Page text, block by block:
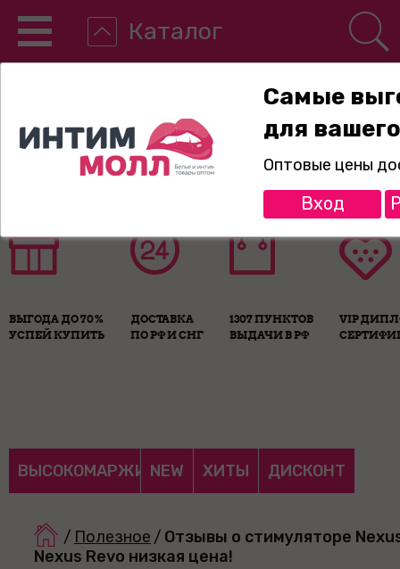
Каталог
8-800-775-89-65
ВЫГОДА ДО 70%
УСПЕЙ КУПИТЬ
ДОСТАВКА
ПО РФ И СНГ
1307 ПУНКТОВ
ВЫДАЧИ В РФ
VIP
ВЫСОКОМАРЖИНАЛЬНЫЕ
NEW ХИТЫ ДИСКОНТ
/ Полезное / Отзывы о стимуляторе
Nexus Revo низкая цена!
Самые
для
Оптовые цены
Вход